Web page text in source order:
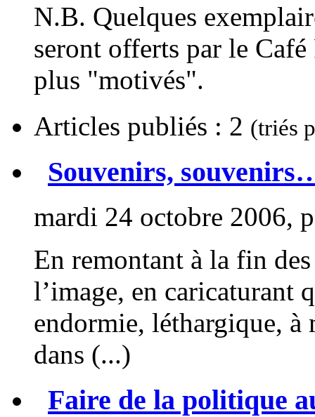
N.B. Quelques
seront offerts par le
plus "motivés".
Articles publiés : 2 (triés
Souvenirs,
mardi 24 octobre 2006,
En remontant à la fin
l’image, en caricaturant
endormie, léthargique,
dans (...)
Faire de la politique